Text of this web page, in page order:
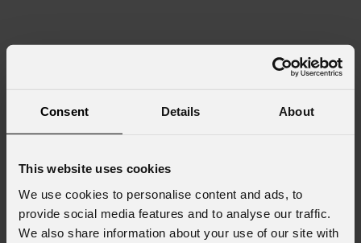
Consent Details About
This website uses cookies
We use cookies to personalise content and ads, to
provide social media features and to analyse our traffic.
We also share information about your use of our site with